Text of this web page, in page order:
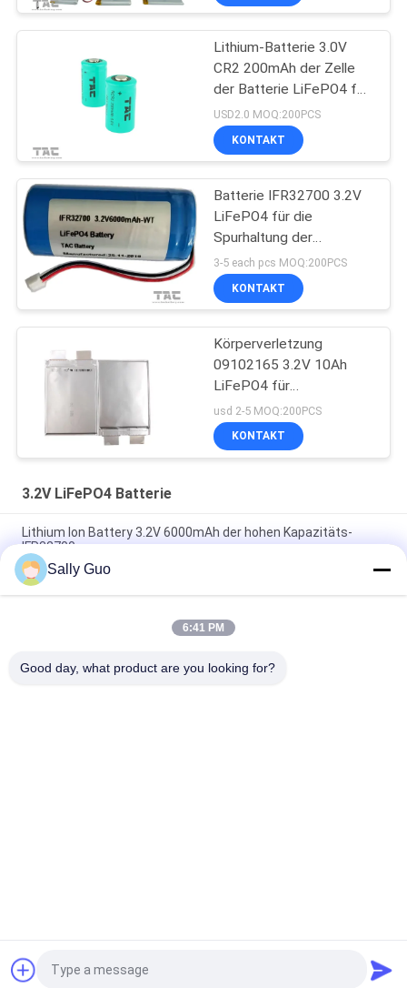
Lithium-Batterie 3.0V
CR2 200mAh der Zelle
der Batterie LiFePO4 für
Mittagsstift
USD2.0 MOQ:200PCS
KONTAKT
Batterie IFR32700 3.2V
LiFePO4 für die
Spurhaltung der
Ausrüstung und des
elektrischen Solarzauns
3-5 each pcs MOQ:200PCS
KONTAKT
Körperverletzung
09102165 3.2V 10Ah
LiFePO4 für
Ladestations-
Körperverletzungs-
Beutel-weichen Satz
usd 2-5 MOQ:200PCS
KONTAKT
3.2V LiFePO4 Batterie
Lithium Ion Battery 3.2V 6000mAh der hohen Kapazitäts-
IFR32700
Batterie-Satz IFR32140 2S1P 6.4V 15AH 3.2V LiFePO4 für
elektrisches fechtendes Solar angetrieben
Batterie LPF42173205 113AH 3.2V LiFePO4 für prismatische
Fordern Sie ein Angebot
Sally Guo
6:41 PM
Good day, what product are you looking for?